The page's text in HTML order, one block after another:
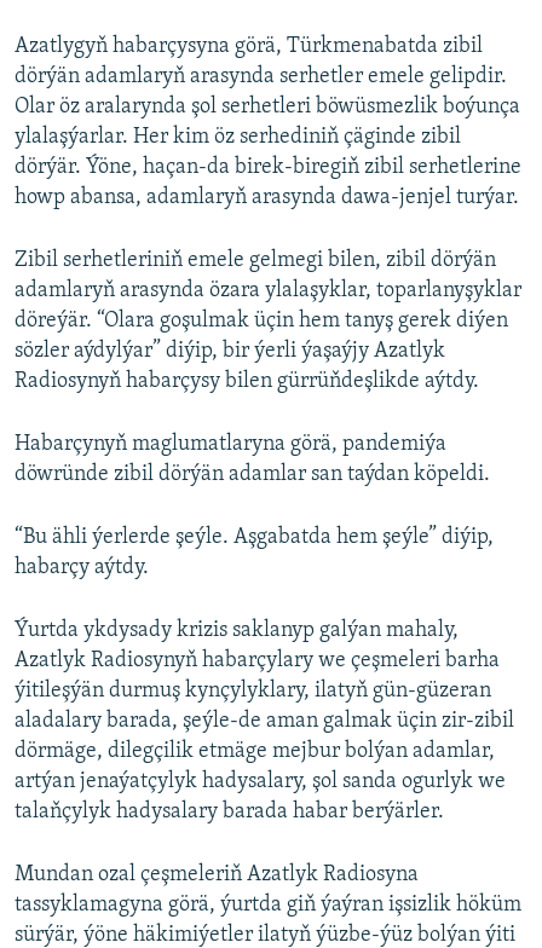
Azatlygyň habarçysyna görä, Türkmenabatda zibil
dörýän adamlaryň arasynda serhetler emele gelipdir.
Olar öz aralarynda şol serhetleri böwüsmezlik boýunça
ylalaşýarlar. Her kim öz serhediniň çäginde zibil
dörýär. Ýöne, haçan-da birek-biregiň zibil serhetlerine
howp abansa, adamlaryň arasynda dawa-jenjel turýar.
Zibil serhetleriniň emele gelmegi bilen, zibil dörýän
adamlaryň arasynda özara ylalaşyklar, toparlanyşyklar
döreýär. “Olara goşulmak üçin hem tanyş gerek diýen
sözler aýdylýar” diýip, bir ýerli ýaşaýjy Azatlyk
Radiosynyň habarçysy bilen gürrüňdeşlikde aýtdy.
Habarçynyň maglumatlaryna görä, pandemiýa
döwründe zibil dörýän adamlar san taýdan köpeldi.
“Bu ähli ýerlerde şeýle. Aşgabatda hem şeýle” diýip,
habarçy aýtdy.
Ýurtda ykdysady krizis saklanyp galýan mahaly,
Azatlyk Radiosynyň habarçylary we çeşmeleri barha
ýitileşýän durmuş kynçylyklary, ilatyň gün-güzeran
aladalary barada, şeýle-de aman galmak üçin zir-zibil
dörmäge, dilegçilik etmäge mejbur bolýan adamlar,
artýan jenaýatçylyk hadysalary, şol sanda ogurlyk we
talaňçylyk hadysalary barada habar berýärler.
Mundan ozal çeşmeleriň Azatlyk Radiosyna
tassyklamagyna görä, ýurtda giň ýaýran işsizlik höküm
sürýär, ýöne häkimiýetler ilatyň ýüzbe-ýüz bolýan ýiti